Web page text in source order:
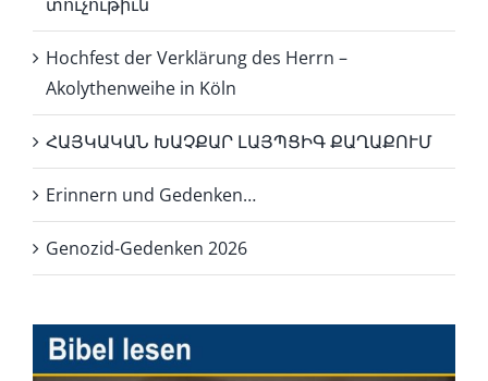
Hochfest der Verklärung des Herrn –
Akolythenweihe in Köln
ՀԱՅԿԱԿԱՆ ԽԱՉՔԱՐ ԼԱՅՊՑԻԳ ՔԱՂԱՔՈՒՄ
Erinnern und Gedenken…
Genozid-Gedenken 2026